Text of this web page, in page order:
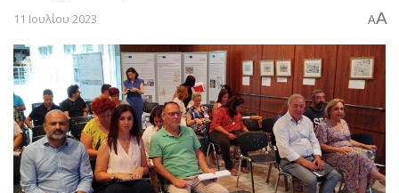
11 Ιουλίου 2023 AA